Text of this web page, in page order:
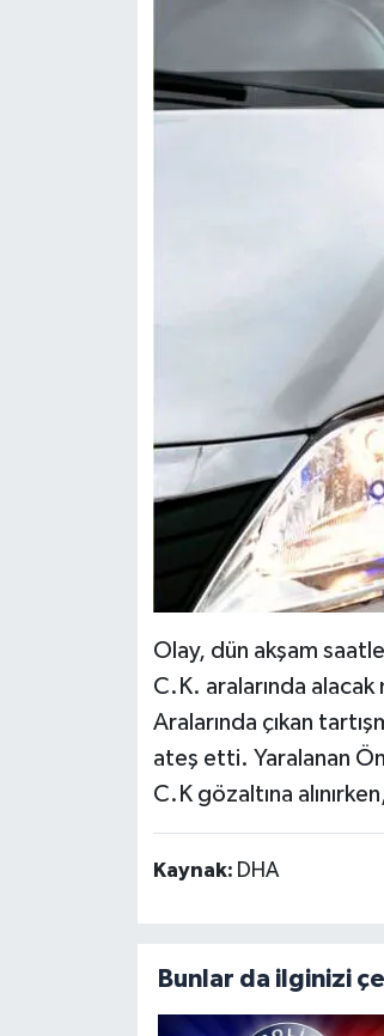
Olay, dün akşam
C.K. aralarında
Aralarında çıkan
ateş etti. Yaralanan
C.K gözaltına
Kaynak: DHA
Bunlar da ilginizi